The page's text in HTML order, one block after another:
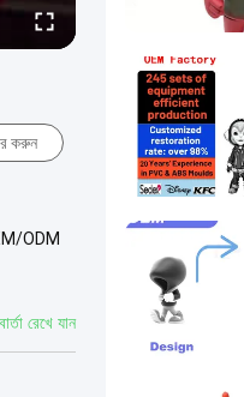
করুন
ODM
রেখে যান